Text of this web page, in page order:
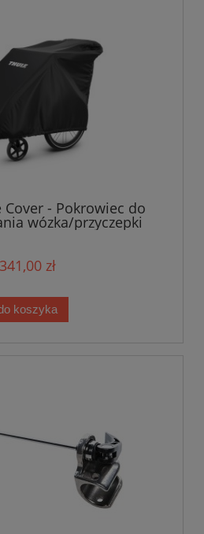
Cover - Pokrowiec do
wózka/przyczepki
341,00 zł
koszyka